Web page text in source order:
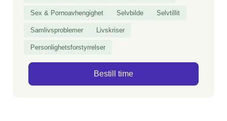
hverdagen – enten du kommer alene eller som
par.
Sex & Pornoavhengighet Selvbilde Selvtillit
Samlivsproblemer Livskriser
Personlighetsforstyrrelser
Bestill time